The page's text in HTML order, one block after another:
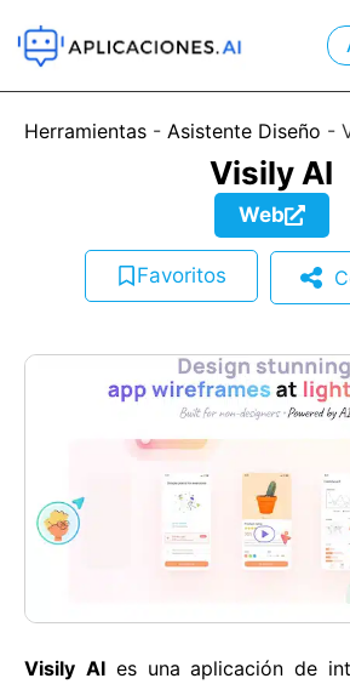
Herramientas - Asistente Diseño -
Visily AI
Web
Favoritos
Visily AIes una aplicación de